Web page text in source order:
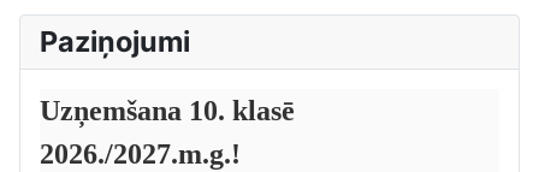
Paziņojumi
Uzņemšana 10. klasē
2026./2027.m.g.!